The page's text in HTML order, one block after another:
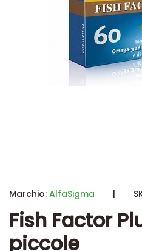
Marchio: AlfaSigma |
Fish Factor
piccole